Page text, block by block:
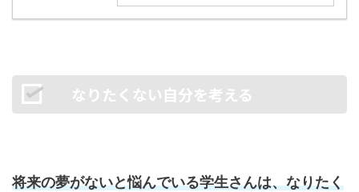
なりたくない自分を考える
将来の夢がないと悩んでいる学生さんは、なりたく